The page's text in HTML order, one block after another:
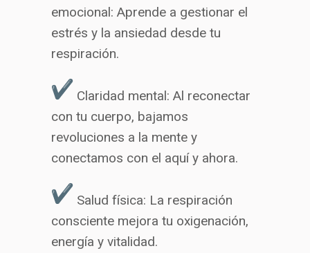
emocional: Aprende a gestionar el
estrés y la ansiedad desde tu
respiración.
Claridad mental: Al reconectar
con tu cuerpo, bajamos
revoluciones a la mente y
conectamos con el aquí y ahora.
Salud física: La respiración
consciente mejora tu oxigenación,
energía y vitalidad.